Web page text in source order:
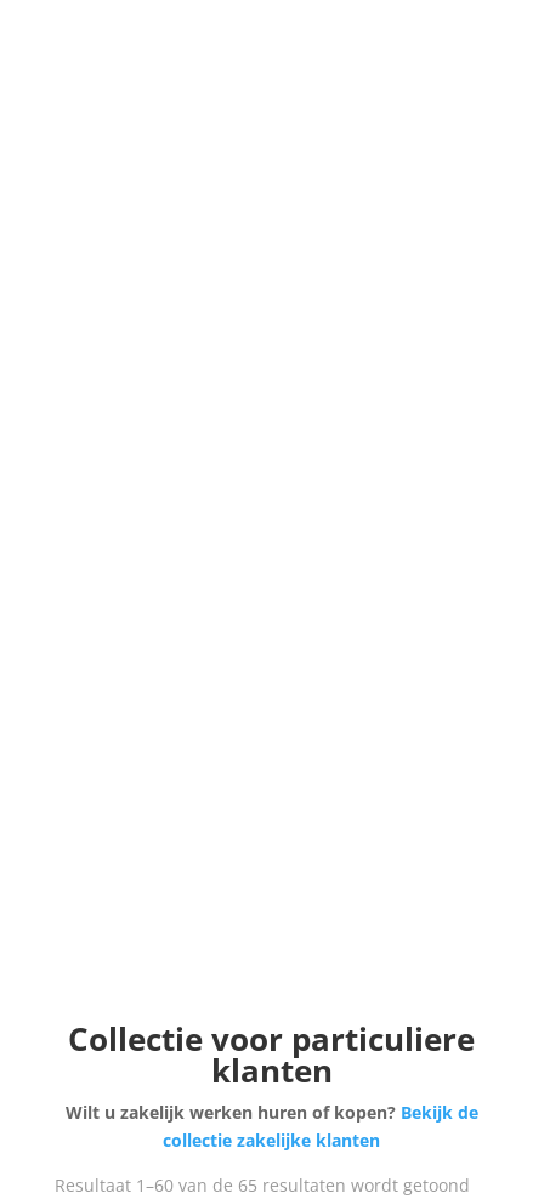
Collectie voor particuliere
klanten
Wilt u zakelijk werken huren of kopen? Bekijk de
collectie zakelijke klanten
Resultaat 1–60 van de 65 resultaten wordt getoond